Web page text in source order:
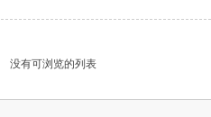
没有可浏览的列表